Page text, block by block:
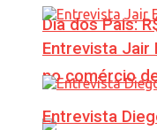
Dia dos Pais:
no comércio
Entrevista Jair
Entrevista